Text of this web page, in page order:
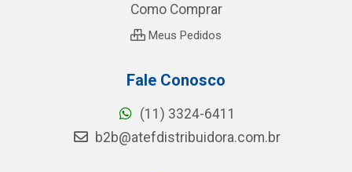
Como Comprar
Meus Pedidos
Fale Conosco
(11) 3324-6411
b2b@atefdistribuidora.com.br